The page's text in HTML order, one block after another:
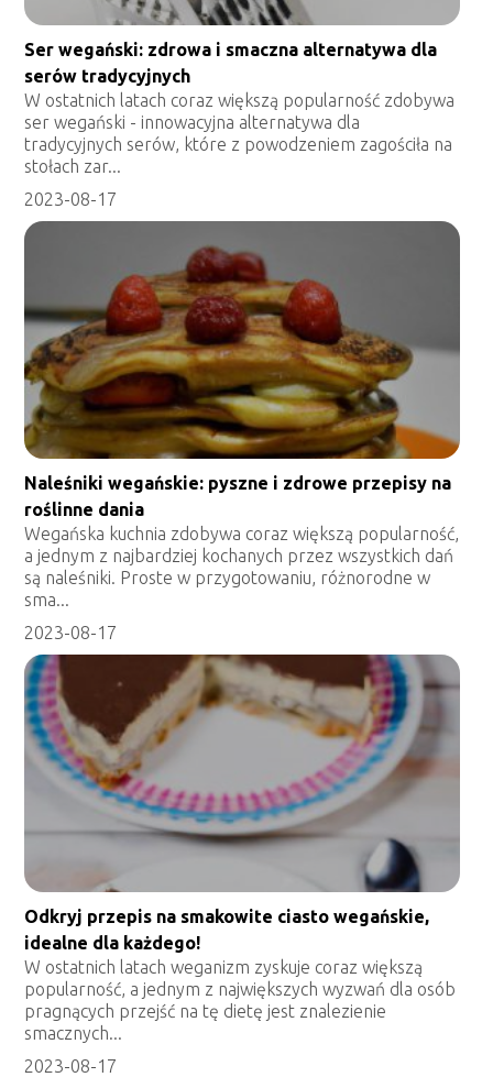
Ser wegański: zdrowa i smaczna alternatywa dla
serów tradycyjnych
W ostatnich latach coraz większą popularność zdobywa
ser wegański - innowacyjna alternatywa dla
tradycyjnych serów, które z powodzeniem zagościła na
stołach zar...
2023-08-17
Naleśniki wegańskie: pyszne i zdrowe przepisy na
roślinne dania
Wegańska kuchnia zdobywa coraz większą popularność,
a jednym z najbardziej kochanych przez wszystkich dań
są naleśniki. Proste w przygotowaniu, różnorodne w
sma...
2023-08-17
Odkryj przepis na smakowite ciasto wegańskie,
idealne dla każdego!
W ostatnich latach weganizm zyskuje coraz większą
popularność, a jednym z największych wyzwań dla osób
pragnących przejść na tę dietę jest znalezienie
smacznych...
2023-08-17